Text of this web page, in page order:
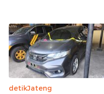
detikJateng